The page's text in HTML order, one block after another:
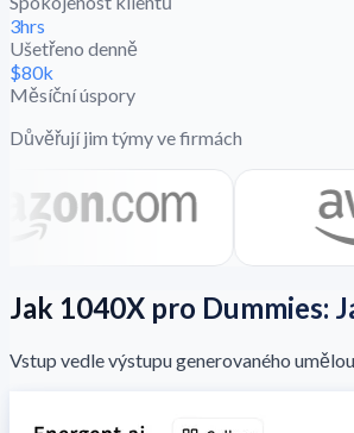
3hrs
Ušetřeno denně
$80k
Měsíční úspory
Důvěřují jim týmy ve firmách
Jak 1040X pro Dummies:
Vstup vedle výstupu generovaného